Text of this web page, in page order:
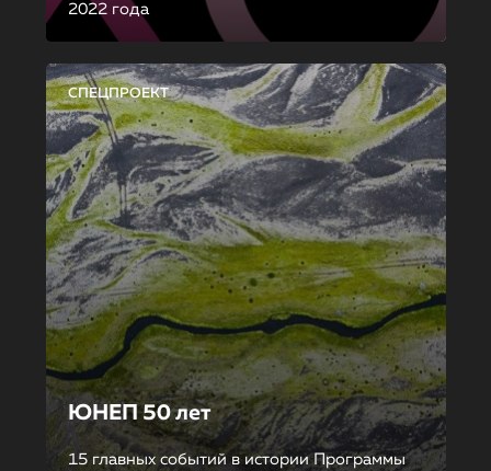
2022 года
СПЕЦПРОЕКТ
ЮНЕП 50 лет
15 главных событий в истории Программы